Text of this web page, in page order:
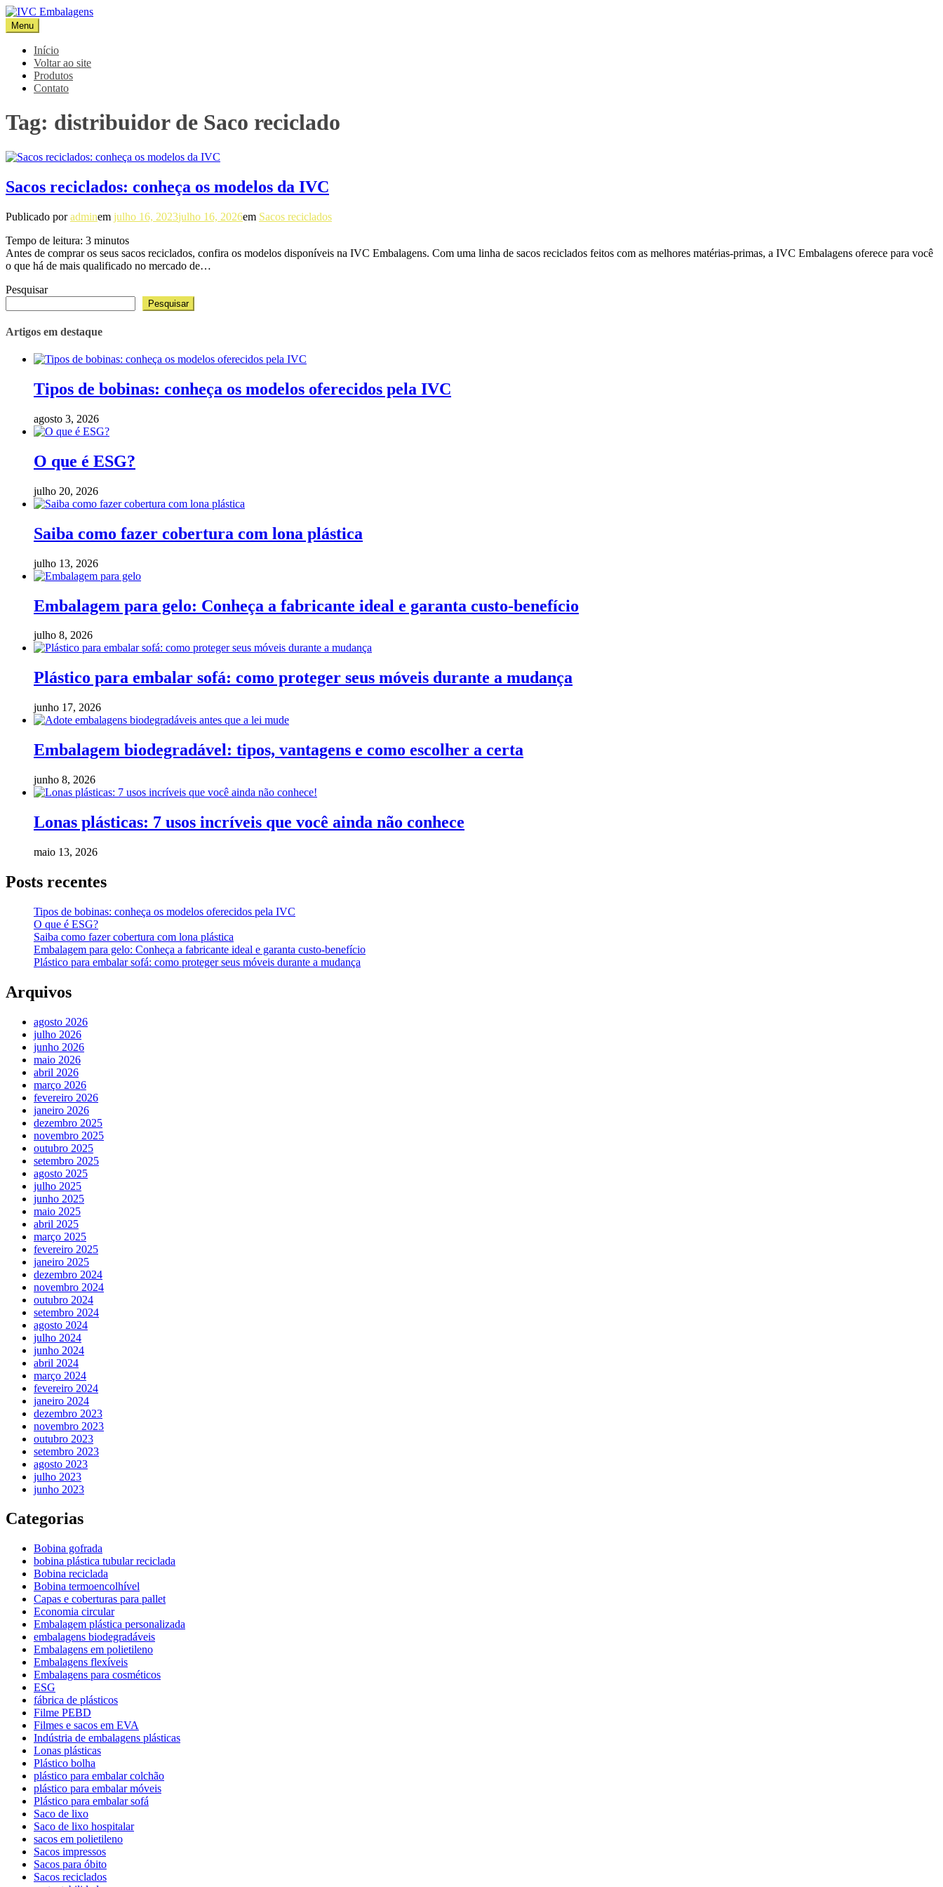
Pular
para
o
conteúdo
IVC Embalagens
Blog IVC
Menu
Início
Voltar ao site
Produtos
Contato
Tag: distribuidor de Saco reciclado
Sacos reciclados: conheça os modelos da IVC
Publicado poradminem julho 16, 2023julho 16, 2026em Sacos reciclados
Tempo de leitura: 3 minutos
Antes de comprar os seus sacos reciclados, confira os modelos disponíveis na IVC Embalagens. Com uma linha de sacos reciclados feitos com as melhores matérias-primas, a IVC Embalagens oferece para você
o que há de mais qualificado no mercado de…
Pesquisar
Pesquisar
Artigos em destaque
Tipos de bobinas: conheça os modelos oferecidos pela IVC
agosto 3, 2026
O que é ESG?
julho 20, 2026
Saiba como fazer cobertura com lona plástica
julho 13, 2026
Embalagem para gelo: Conheça a fabricante ideal e garanta custo-benefício
julho 8, 2026
Plástico para embalar sofá: como proteger seus móveis durante a mudança
junho 17, 2026
Embalagem biodegradável: tipos, vantagens e como escolher a certa
junho 8, 2026
Lonas plásticas: 7 usos incríveis que você ainda não conhece
maio 13, 2026
Posts recentes
Tipos de bobinas: conheça os modelos oferecidos pela IVC
O que é ESG?
Saiba como fazer cobertura com lona plástica
Embalagem para gelo: Conheça a fabricante ideal e garanta custo-benefício
Plástico para embalar sofá: como proteger seus móveis durante a mudança
Arquivos
agosto 2026
julho 2026
junho 2026
maio 2026
abril 2026
março 2026
fevereiro 2026
janeiro 2026
dezembro 2025
novembro 2025
outubro 2025
setembro 2025
agosto 2025
julho 2025
junho 2025
maio 2025
abril 2025
março 2025
fevereiro 2025
janeiro 2025
dezembro 2024
novembro 2024
outubro 2024
setembro 2024
agosto 2024
julho 2024
junho 2024
abril 2024
março 2024
fevereiro 2024
janeiro 2024
dezembro 2023
novembro 2023
outubro 2023
setembro 2023
agosto 2023
julho 2023
junho 2023
Categorias
Bobina gofrada
bobina plástica tubular reciclada
Bobina reciclada
Bobina termoencolhível
Capas e coberturas para pallet
Economia circular
Embalagem plástica personalizada
embalagens biodegradáveis
Embalagens em polietileno
Embalagens flexíveis
Embalagens para cosméticos
ESG
fábrica de plásticos
Filme PEBD
Filmes e sacos em EVA
Indústria de embalagens plásticas
Lonas plásticas
Plástico bolha
plástico para embalar colchão
plástico para embalar móveis
Plástico para embalar sofá
Saco de lixo
Saco de lixo hospitalar
sacos em polietileno
Sacos impressos
Sacos para óbito
Sacos reciclados